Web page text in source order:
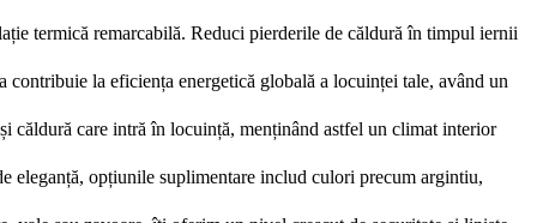
termică remarcabilă. Reduci pierderile de căldură în timpul iernii
la eficiența energetică globală a locuinței tale, având un
căldură care intră în locuință, menținând astfel un climat interior
eleganță, opțiunile suplimentare includ culori precum argintiu,